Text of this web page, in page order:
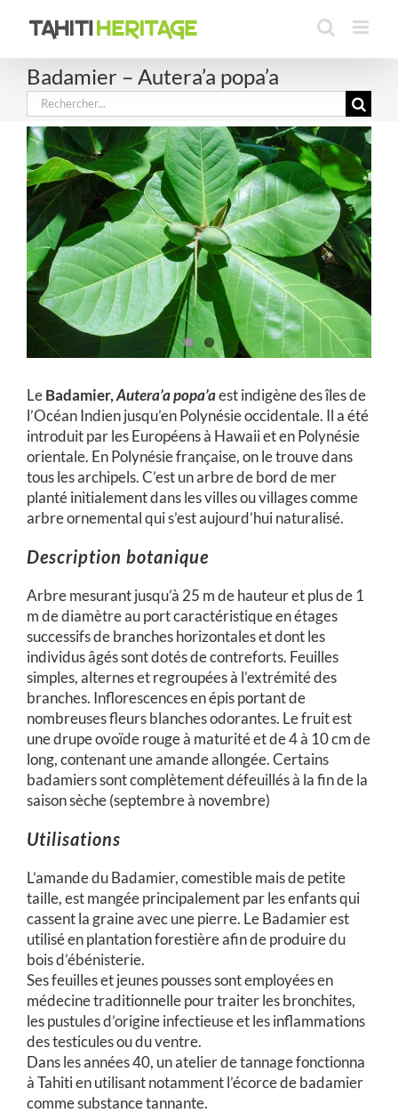
Badamier – Autera’a popa’a
Rechercher:
LeBadamier,Autera’a popa’aest indigène des îles de
l’Océan Indien jusqu’en Polynésie occidentale. Il a été
introduit par les Européens à Hawaii et en Polynésie
orientale. En Polynésie française, on le trouve dans
tous les archipels. C’est un arbre de bord de mer
planté initialement dans les villes ou villages comme
arbre ornemental qui s’est aujourd’hui naturalisé.
Description botanique
Arbre mesurant jusqu’à 25 m de hauteur et plus de 1
m de diamètre au port caractéristique en étages
successifs de branches horizontales et dont les
individus âgés sont dotés de contreforts. Feuilles
simples, alternes et regroupées à l’extrémité des
branches. Inflorescences en épis portant de
nombreuses fleurs blanches odorantes. Le fruit est
une drupe ovoïde rouge à maturité et de 4 à 10 cm de
long, contenant une amande allongée. Certains
badamiers sont complètement défeuillés à la fin de la
saison sèche (septembre à novembre)
Utilisations
L’amande du Badamier, comestible mais de petite
taille, est mangée principalement par les enfants qui
cassent la graine avec une pierre. Le Badamier est
utilisé en plantation forestière afin de produire du
bois d’ébénisterie.
Ses feuilles et jeunes pousses sont employées en
médecine traditionnelle pour traiter les bronchites,
les pustules d’origine infectieuse et les inflammations
des testicules ou du ventre.
Dans les années 40, un atelier de tannage fonctionna
à Tahiti en utilisant notamment l’écorce de badamier
comme substance tannante.